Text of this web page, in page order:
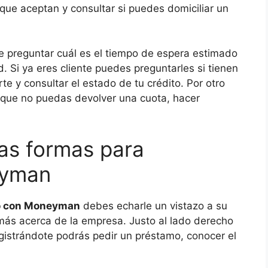
aceptan y consultar si puedes domiciliar un
cuál es el tiempo de espera estimado
Si ya eres cliente puedes preguntarles si tienen
y consultar el estado de tu crédito. Por otro
no puedas devolver una cuota, hacer
formas para
Moneyman debes echarle un vistazo a su
acerca de la empresa. Justo al lado derecho
podrás pedir un préstamo, conocer el